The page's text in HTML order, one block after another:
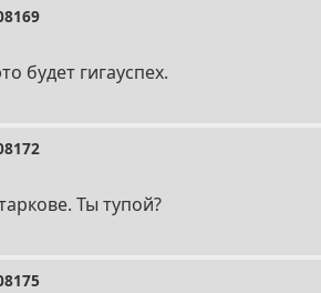
будет гигауспех.
Ты тупой?